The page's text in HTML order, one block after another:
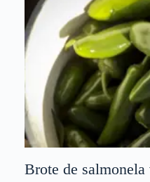
Brote de